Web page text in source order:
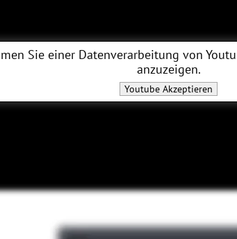
Sie einer Datenverarbeitung von
anzuzeigen.
Youtube Akzeptieren